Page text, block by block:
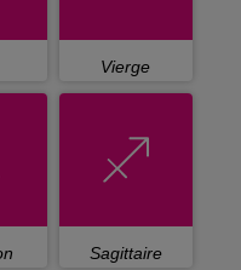
Vierge
Sagittaire